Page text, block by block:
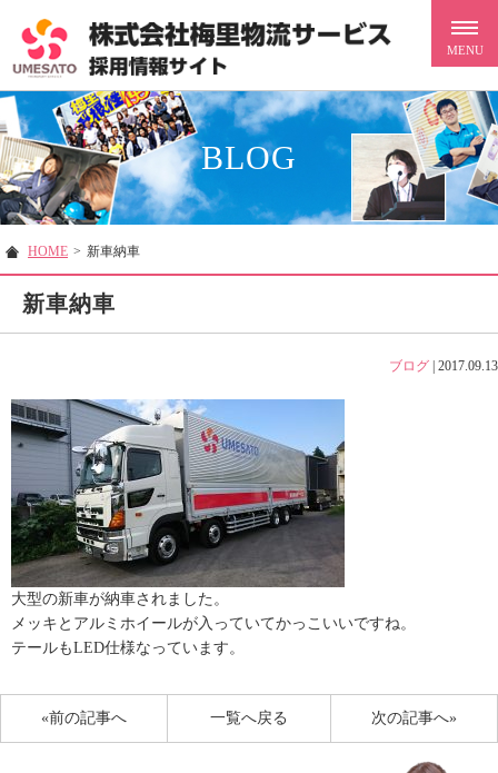
BLOG
HOME > 新車納車
新車納車
ブログ 2017.09.13
大型の新車が納車されました。
メッキとアルミホイールが入っていてかっこいいですね。
テールもLED仕様なっています。
«前の記事へ 次の記事へ»
一覧へ戻る